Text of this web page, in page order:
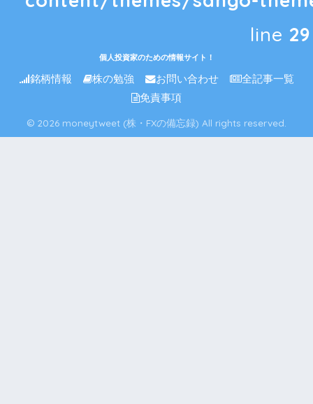
line 29
個人投資家のための情報サイト！
銘柄情報 株の勉強 お問い合わせ
全記事一覧
免責事項
© 2026 moneytweet (株・FXの備忘録) All rights reserved.